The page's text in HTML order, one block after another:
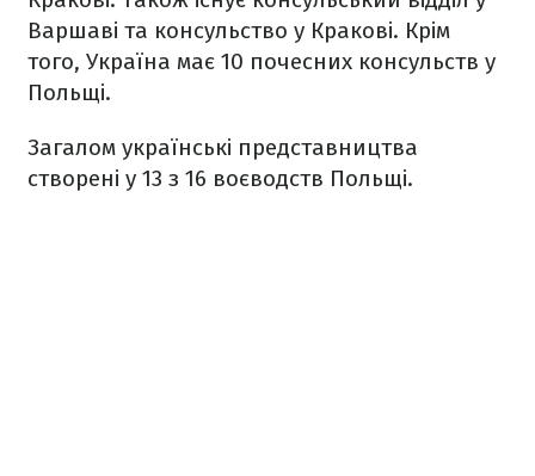
Варшаві та консульство у Кракові. Крім
того, Україна має 10 почесних консульств у
Польщі.
Загалом українські представництва
створені у 13 з 16 воєводств Польщі.